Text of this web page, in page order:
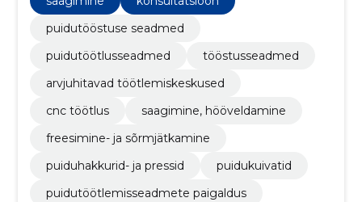
seadmete ja teenustega
puidutööstuse seadmed
puidutöötlusseadmed
tööstusseadmed
arvjuhitavad töötlemiskeskused
cnc töötlus
saagimine, hööveldamine
freesimine- ja sõrmjätkamine
puiduhakkurid- ja pressid
puidukuivatid
puidutöötlemisseadmete paigaldus